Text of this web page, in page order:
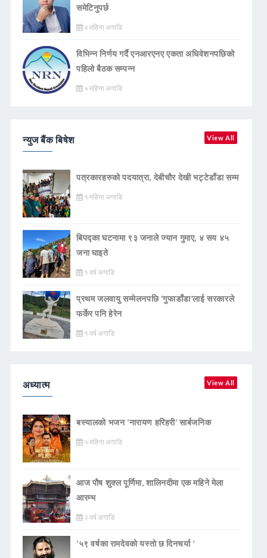
समेटिनुपर्छ
४ महिना अगाडि
विभिन्न निर्णय गर्दै एनआरएनए एकता अधिवेशनपछिको
पहिलो बैठक सम्पन्न
५ महिना अगाडि
न्युज बैंक बिषेश View All
पत्रकारहरुको पदयात्रा, देबीचौर देखी भट्टेडाँडा सम्म
१ महिना अगाडि
बिपद्का घटनामा ९३ जनाले ज्यान गुमाए, ४ सय ४५
जना घाइते
१ वर्ष अगाडि
प्रथम जलवायु सम्मेलनपछि ‘गुफाडाँडा’लाई सरकारले
फर्केर पनि हेरेन
१ वर्ष अगाडि
अध्यात्म View All
बस्यालको भजन ‘नारायण हरिहरी’ सार्बजनिक
५ महिना अगाडि
आज पौष शुक्ल पूर्णिमा, शालिनदीमा एक महिने मेला
आरम्भ
२ वर्ष अगाडि
‘५९ वर्षका रामदेवकाे यस्ताे छ दिनचर्या ’